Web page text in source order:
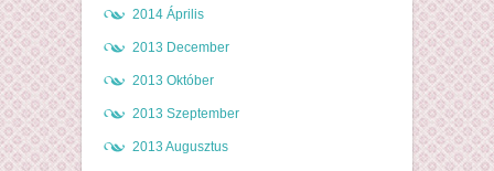
2014 Április
2013 December
2013 Október
2013 Szeptember
2013 Augusztus